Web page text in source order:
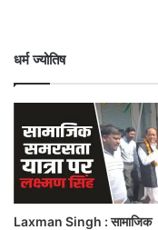
धर्म ज्योतिष
Laxman Singh : सामाजिक